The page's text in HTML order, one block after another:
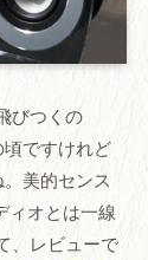
びつくの
ですけれど
美的センス
ィオとは一線
、レビューで